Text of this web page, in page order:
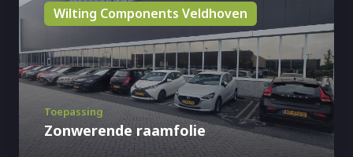
Wilting Components Veldhoven
Toepassing
Zonwerende raamfolie